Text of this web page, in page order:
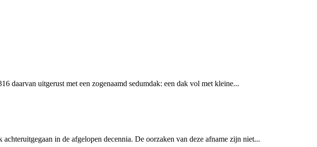
daarvan uitgerust met een zogenaamd sedumdak: een dak vol met kleine...
in de afgelopen decennia. De oorzaken van deze afname zijn niet...